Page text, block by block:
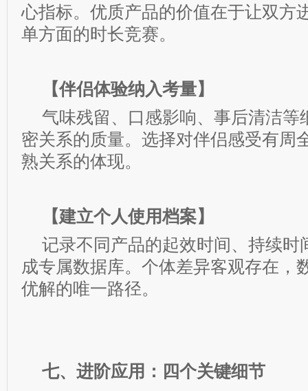
心指标。优质产品的价值在于让双方
单方面的时长竞赛。
【伴侣体验纳入考量】
气味残留、口感影响、事后清洁等
密关系的质量。选择对伴侣感受有周
熟关系的体现。
【建立个人使用档案】
记录不同产品的起效时间、持续时
成专属数据库。个体差异客观存在，
优解的唯一路径。
七、进阶应用：四个关键细节